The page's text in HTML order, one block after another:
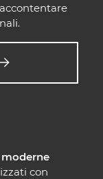
con